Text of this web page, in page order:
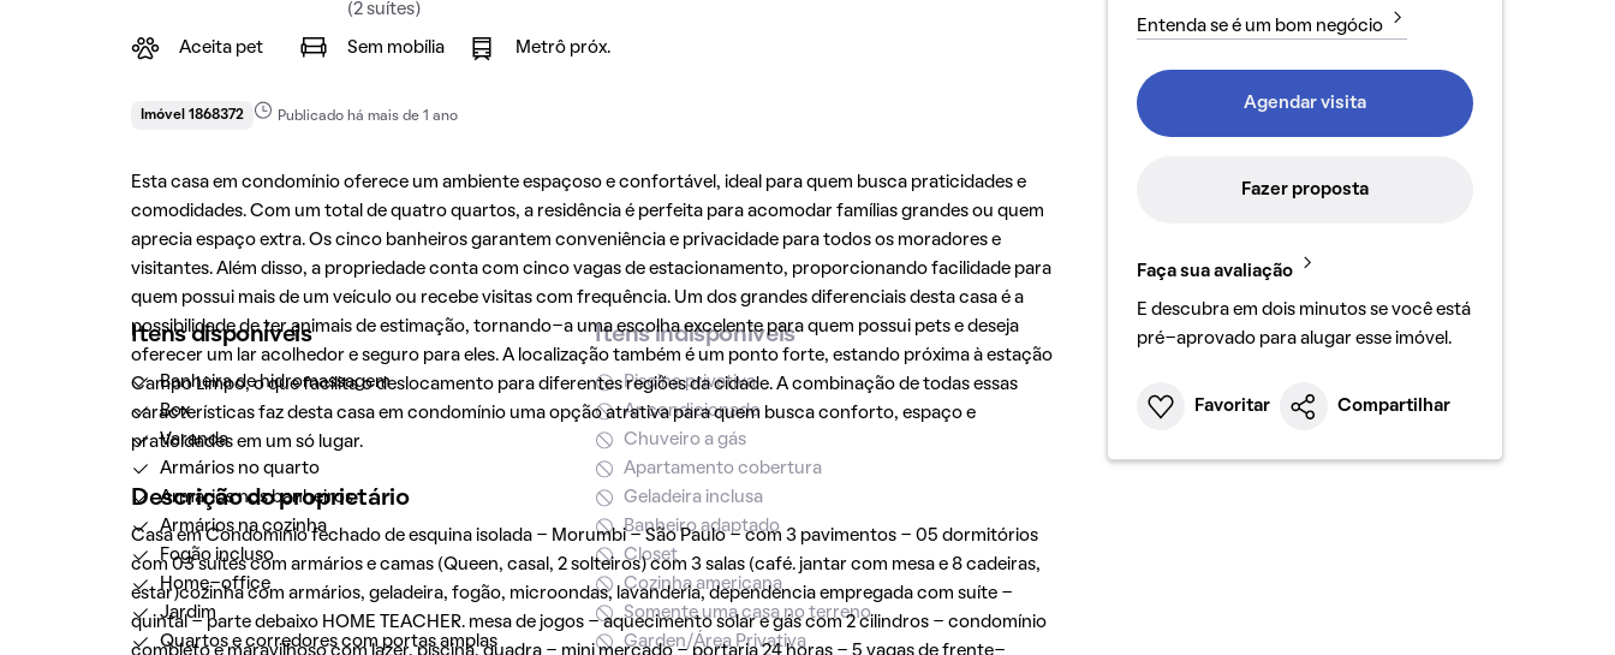
(2 suítes)
Aceita pet Sem mobília Metrô próx.
Imóvel 1868372 Publicado há mais de 1 ano
Esta casa em condomínio oferece um ambiente espaçoso e confortável, ideal para quem busca praticidades e
comodidades. Com um total de quatro quartos, a residência é perfeita para acomodar famílias grandes ou quem
aprecia espaço extra. Os cinco banheiros garantem conveniência e privacidade para todos os moradores e
visitantes. Além disso, a propriedade conta com cinco vagas de estacionamento, proporcionando facilidade para
quem possui mais de um veículo ou recebe visitas com frequência. Um dos grandes diferenciais desta casa é a
possibilidade de ter animais de estimação, tornando-a uma escolha excelente para quem possui pets e deseja
oferecer um lar acolhedor e seguro para eles. A localização também é um ponto forte, estando próxima à estação
Campo Limpo, o que facilita o deslocamento para diferentes regiões da cidade. A combinação de todas essas
características faz desta casa em condomínio uma opção atrativa para quem busca conforto, espaço e
praticidades em um só lugar.
Descrição do proprietário
Casa em Condomínio fechado de esquina isolada - Morumbi - São Paulo - com 3 pavimentos - 05 dormitórios
com 03 suítes com armários e camas (Queen, casal, 2 solteiros) com 3 salas (café. jantar com mesa e 8 cadeiras,
estar)cozinha com armários, geladeira, fogão, microondas, lavanderia, dependencia empregada com suíte -
quintal - parte debaixo HOME TEACHER. mesa de jogos - aquecimento solar e gás com 2 cilindros - condomínio
completo e maravilhoso com lazer, piscina, quadra - mini mercado - portaria 24 horas - 5 vagas de frente-
Itens disponíveis
Banheira de hidromassagem
Box
Varanda
Armários no quarto
Armários nos banheiros
Armários na cozinha
Fogão incluso
Home-office
Jardim
Quartos e corredores com portas amplas
Itens indisponíveis
Piscina privativa
Ar condicionado
Chuveiro a gás
Apartamento cobertura
Geladeira inclusa
Banheiro adaptado
Closet
Cozinha americana
Somente uma casa no terreno
Garden/Área Privativa
Entenda se é um bom negócio
Agendar visita
Fazer proposta
Faça sua avaliação
E descubra em dois minutos se você está
pré-aprovado para alugar esse imóvel.
Favoritar Compartilhar